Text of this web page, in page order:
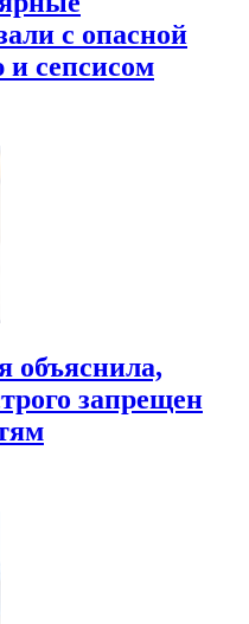
с опасной
сепсисом
объяснила,
запрещен